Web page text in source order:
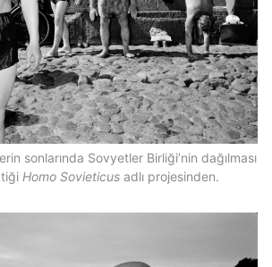
sonlarında Sovyetler Birliği’nin dağılması
Homo Sovieticus adlı projesinden.